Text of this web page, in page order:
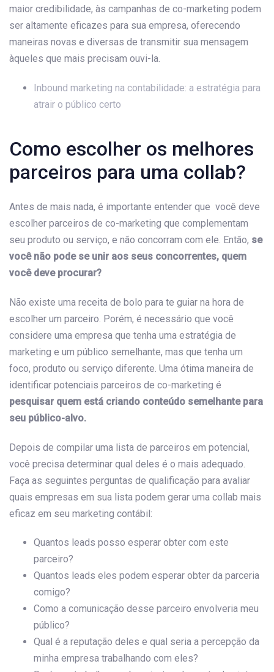
maior credibilidade, às campanhas de co-marketing podem
ser altamente eficazes para sua empresa, oferecendo
maneiras novas e diversas de transmitir sua mensagem
àqueles que mais precisam ouvi-la.
Inbound marketing na contabilidade: a estratégia para
atrair o público certo
Como escolher os melhores
parceiros para uma collab?
Antes de mais nada, é importante entender que você deve
escolher parceiros de co-marketing que complementam
seu produto ou serviço, e não concorram com ele. Então, se
você não pode se unir aos seus concorrentes, quem
você deve procurar?
Não existe uma receita de bolo para te guiar na hora de
escolher um parceiro. Porém, é necessário que você
considere uma empresa que tenha uma estratégia de
marketing e um público semelhante, mas que tenha um
foco, produto ou serviço diferente. Uma ótima maneira de
identificar potenciais parceiros de co-marketing é
pesquisar quem está criando conteúdo semelhante para
seu público-alvo.
Depois de compilar uma lista de parceiros em potencial,
você precisa determinar qual deles é o mais adequado.
Faça as seguintes perguntas de qualificação para avaliar
quais empresas em sua lista podem gerar uma collab mais
eficaz em seu marketing contábil:
Quantos leads posso esperar obter com este
parceiro?
Quantos leads eles podem esperar obter da parceria
comigo?
Como a comunicação desse parceiro envolveria meu
público?
Qual é a reputação deles e qual seria a percepção da
minha empresa trabalhando com eles?